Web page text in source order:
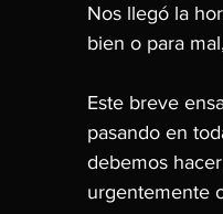
Nos llegó la
bien o para
Este breve
pasando en
debemos
urgentemente